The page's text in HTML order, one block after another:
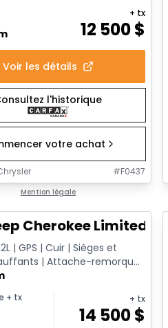
12 500$
+ tx
Voir les détails
l'historique
votre achat
#F0437
Mention légale
offre
Cherokee Limited
| GPS | Cuir | Sièges et
| Attache-remorque
à distance
+ tx + tx
14 500$